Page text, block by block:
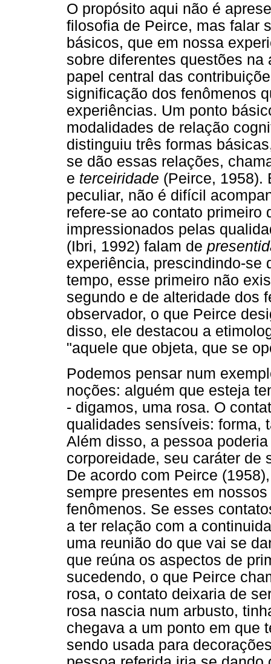
O propósito aqui não é
filosofia de Peirce, mas falar
básicos, que em nossa
sobre diferentes questões
papel central das
significação dos fenômenos
experiências. Um ponto
modalidades de relação
distinguiu três formas
se dão essas relações,
e terceiridade (Peirce, 1958).
peculiar, não é difícil
refere-se ao contato primeiro
impressionados pelas
(Ibri, 1992) falam de
experiência, prescindindo-se
tempo, esse primeiro não
segundo e de alteridade dos
observador, o que Peirce
disso, ele destacou a
"aquele que objeta, que se
Podemos pensar num
noções: alguém que esteja
- digamos, uma rosa. O
qualidades sensíveis: forma,
Além disso, a pessoa
corporeidade, seu caráter de
De acordo com Peirce
sempre presentes em
fenômenos. Se esses
a ter relação com a
uma reunião do que vai se
que reúna os aspectos de
sucedendo, o que Peirce
rosa, o contato deixaria de
rosa nascia num arbusto,
chegava a um ponto em que
sendo usada para